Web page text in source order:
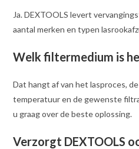
Ja. DEXTOOLS levert
aantal merken en typen
Welk filtermedium is
Dat hangt af van het lasproces,
temperatuur en de gewenste
u graag over de beste oplossing.
Verzorgt DEXTOOLS